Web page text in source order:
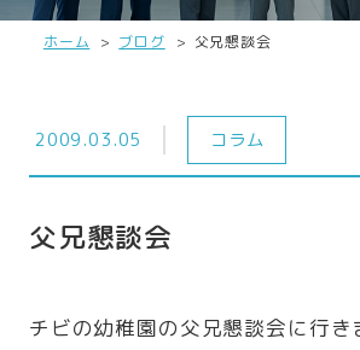
ホーム ブログ 父兄懇談会
2009.03.05 コラム
父兄懇談会
チビの幼稚園の父兄懇談会に行き